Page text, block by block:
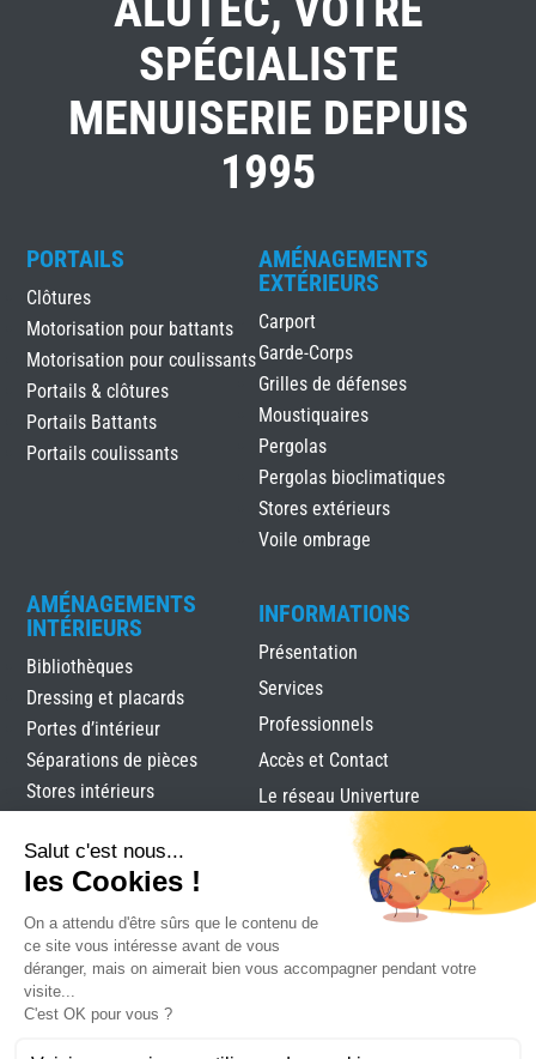
SPÉCIALISTE
MENUISERIE DEPUIS
1995
PORTAILS
Clôtures
Motorisation pour battants
Motorisation pour coulissants
Portails & clôtures
Portails Battants
Portails coulissants
AMÉNAGEMENTS
EXTÉRIEURS
Carport
Garde-Corps
Grilles de défenses
Moustiquaires
Pergolas
Pergolas bioclimatiques
Stores extérieurs
Voile ombrage
AMÉNAGEMENTS
INTÉRIEURS
Bibliothèques
Dressing et placards
Portes d’intérieur
Séparations de pièces
Stores intérieurs
INFORMATIONS
Présentation
Services
Professionnels
Accès et Contact
Le réseau Univerture
Alutec|Mentions légales